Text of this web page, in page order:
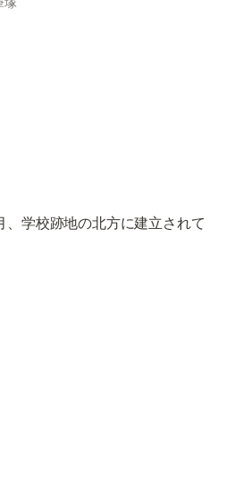
、学校跡地の北方に建立されて